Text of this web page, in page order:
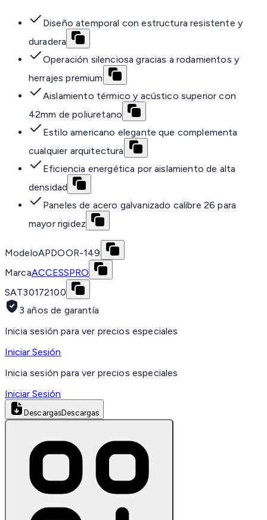
Diseño atemporal con estructura resistente y
duradera
Operación silenciosa gracias a rodamientos y
herrajes premium
Aislamiento térmico y acústico superior con
42mm de poliuretano
Estilo americano elegante que complementa
cualquier arquitectura
Eficiencia energética por aislamiento de alta
densidad
Paneles de acero galvanizado calibre 26 para
mayor rigidez
ModeloAPDOOR-149
MarcaACCESSPRO
SAT30172100
3 años de garantía
Inicia sesión para ver precios especiales
Iniciar Sesión
Inicia sesión para ver precios especiales
Iniciar Sesión
DescargasDescargas